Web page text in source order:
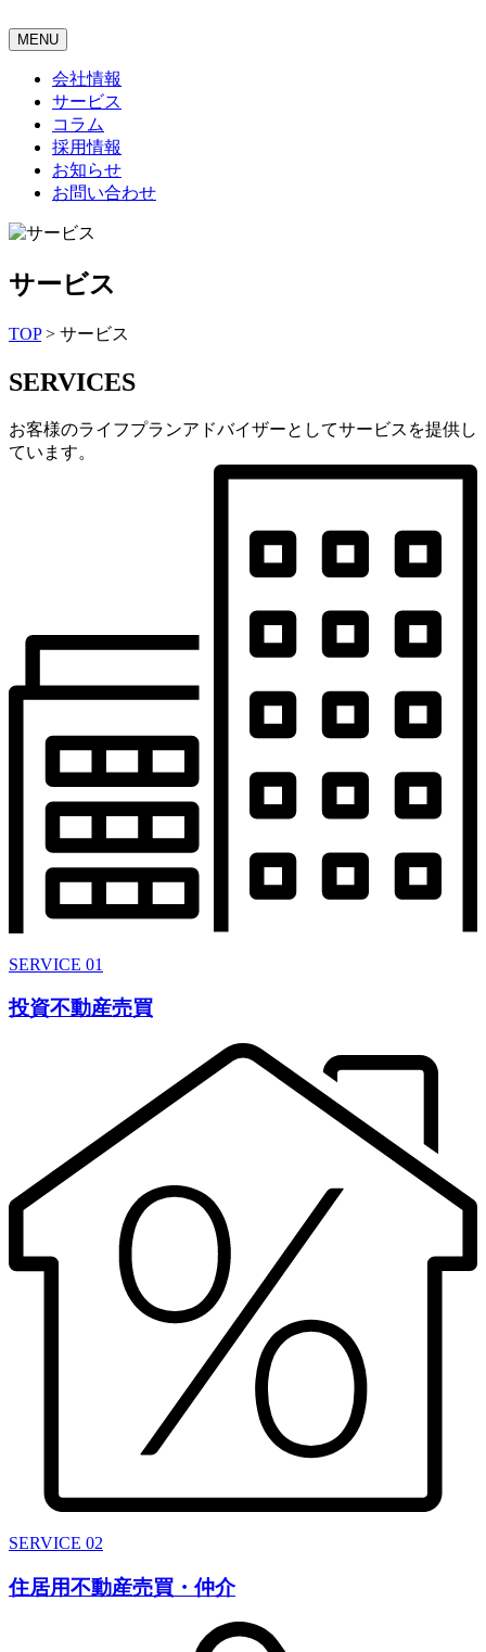
MENU
会社情報
サービス
コラム
採用情報
お知らせ
お問い合わせ
サービス
TOP> サービス
SERVICES
お客様のライフプランアドバイザーとしてサービスを提供し
ています。
SERVICE 01
投資不動産売買
SERVICE 02
住居用不動産売買・仲介